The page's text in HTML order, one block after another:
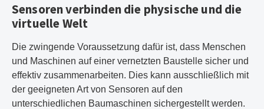
Sensoren verbinden die physische und die
virtuelle Welt
Die zwingende Voraussetzung dafür ist, dass Menschen
und Maschinen auf einer vernetzten Baustelle sicher und
effektiv zusammenarbeiten. Dies kann ausschließlich mit
der geeigneten Art von Sensoren auf den
unterschiedlichen Baumaschinen sichergestellt werden.